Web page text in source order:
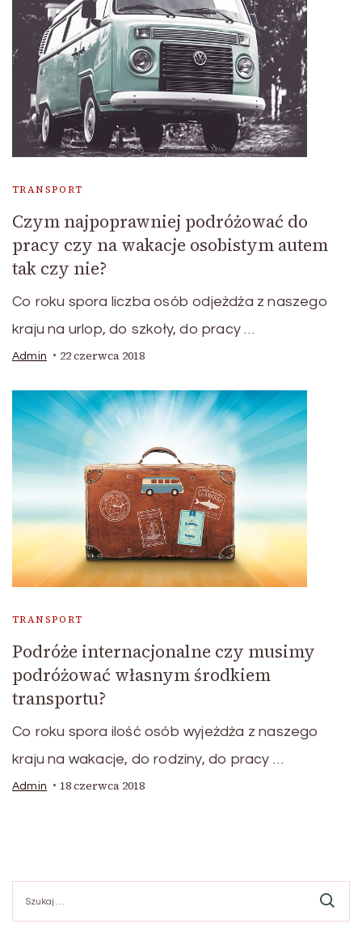
TRANSPORT
Czym najpoprawniej podróżować do
pracy czy na wakacje osobistym autem
tak czy nie?
Co roku spora liczba osób odjeżdża z naszego
kraju na urlop, do szkoły, do pracy …
Admin 22 czerwca 2018
TRANSPORT
Podróże internacjonalne czy musimy
podróżować własnym środkiem
transportu?
Co roku spora ilość osób wyjeżdża z naszego
kraju na wakacje, do rodziny, do pracy …
Admin 18 czerwca 2018